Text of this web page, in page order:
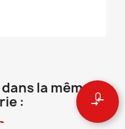
0
compare_arrows
la même
: